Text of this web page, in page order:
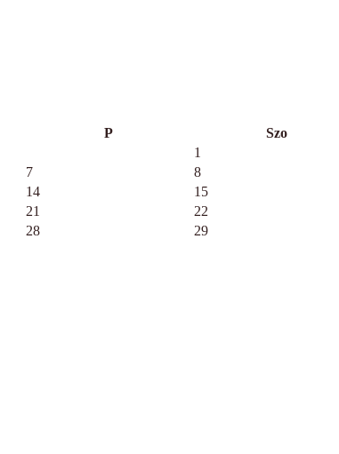
P Szo
1
7 8
14 15
21 22
28 29